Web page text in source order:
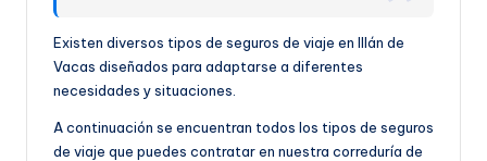
Existen diversos tipos de seguros de viaje en Illán de
Vacas diseñados para adaptarse a diferentes
necesidades y situaciones.
A continuación se encuentran todos los tipos de seguros
de viaje que puedes contratar en nuestra correduría de